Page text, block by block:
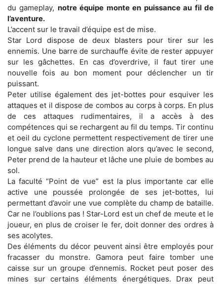
du gameplay, notre équipe monte en puissance au fil de
l’aventure.
L’accent sur le travail d’équipe est de mise.
Star Lord dispose de deux blasters pour tirer sur les
ennemis. Une barre de surchauffe évite de rester appuyer
sur les gâchettes. En cas d’overdrive, il faut tirer une
nouvelle fois au bon moment pour déclencher un tir
puissant.
Peter utilise également des jet-bottes pour esquiver les
attaques et il dispose de combos au corps à corps. En plus
de ces attaques rudimentaires, il a accès à des
compétences qui se rechargent au fil du temps. Tir continu
et oeil du cyclone permettent respectivement de tirer une
longue salve dans une direction alors qu’avec le second,
Peter prend de la hauteur et lâche une pluie de bombes au
sol.
La faculté “Point de vue” est la plus importante car elle
active une poussée prolongée de ses jet-bottes, lui
permettant d’avoir une vue complète du champ de bataille.
Car ne l’oublions pas ! Star-Lord est un chef de meute et le
joueur, en plus de croiser le fer, doit donner des ordres à
ses acolytes.
Des éléments du décor peuvent ainsi être employés pour
fracasser du monstre. Gamora peut faire tomber une
caisse sur un groupe d’ennemis. Rocket peut poser des
mines sur certains éléments énergétiques. Drax peut